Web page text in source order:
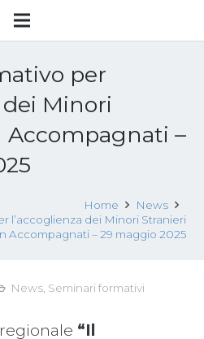
per
dei Minori
Accompagnati –
Home
News
l’accoglienza dei Minori Stranieri
Accompagnati – 29 maggio 2025
News, Seminari formativi
“Il